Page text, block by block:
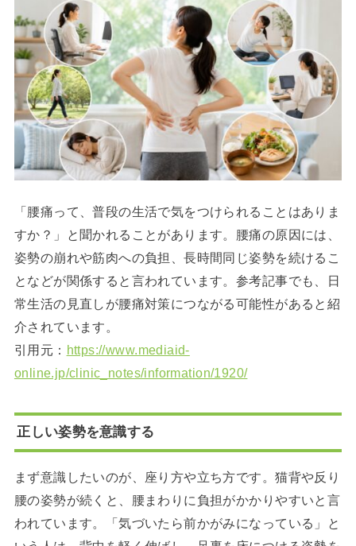
「腰痛って、普段の生活で気をつけられることはありま
すか？」と聞かれることがあります。腰痛の原因には、
姿勢の崩れや筋肉への負担、長時間同じ姿勢を続けるこ
となどが関係すると言われています。参考記事でも、日
常生活の見直しが腰痛対策につながる可能性があると紹
介されています。
引用元： https://www.mediaid-
online.jp/clinic_notes/information/1920/
正しい姿勢を意識する
まず意識したいのが、座り方や立ち方です。猫背や反り
腰の姿勢が続くと、腰まわりに負担がかかりやすいと言
われています。「気づいたら前かがみになっている」と